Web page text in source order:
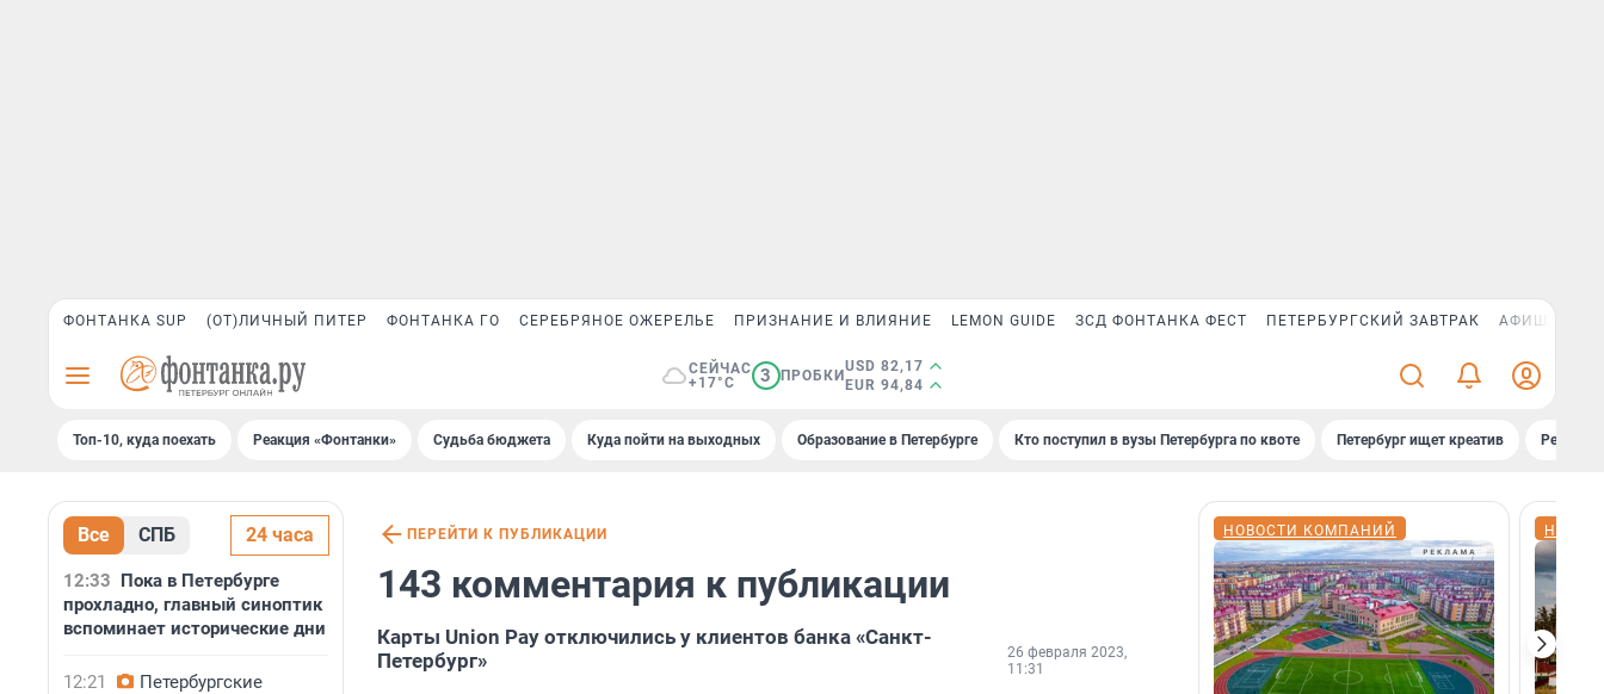
ФОНТАНКА SUP (ОТ)ЛИЧНЫЙ ПИТЕР ФОНТАНКА ГО СЕРЕБРЯНОЕ ОЖЕРЕЛЬЕ ПРИЗНАНИЕ И ВЛИЯНИЕ LEMON GUIDE ЗСД ФОНТАНКА ФЕСТ ПЕТЕРБУРГСКИЙ ЗАВТРАК АФИША PLUS
СЕЙЧАС
+17°C
3 ПРОБКИ
USD 82,17
EUR 94,84
Топ-10, куда поехать Реакция «Фонтанки» Судьба бюджета Куда пойти на выходных Образование в Петербурге Кто поступил в вузы Петербурга по квоте Петербург ищет креатив
Все СПБ 24 часа
12:33 Пока в Петербурге
прохладно, главный синоптик
вспоминает исторические дни
12:21
Петербургские
ПЕРЕЙТИ К ПУБЛИКАЦИИ
143 комментария к публикации
Карты Union Pay отключились у клиентов банка «Санкт-
Петербург»
26 февраля 2023,
11:31
НОВОСТИ КОМПАНИЙ